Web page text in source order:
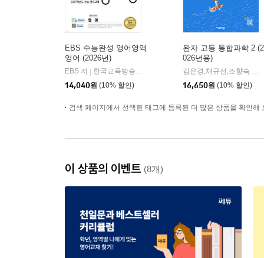
EBS 수능완성 영어영역
영어 (2026년)
EBS 저
한국교육방송공사
14,040원 (10% 할인)
완자 고등 통합과학 2 (2
026년용)
김은경,채규선,조향숙 등저
16,650원 (10% 할인)
검색 페이지에서 선택된 태그에 등록된 더 많은 상품을 확인해
이 상품의 이벤트 (8개)